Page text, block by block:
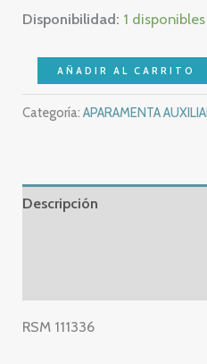
Disponibilidad: 1 disponibles
111336
WEIDMÜLLER
CARTA
RELES
V
AÑADIR AL CARRITO
Categoría:APARAMENTA
Descripción
RSM 111336